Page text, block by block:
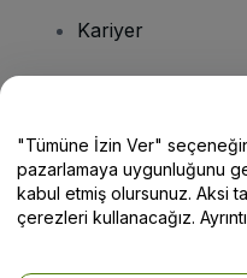
Kariyer
Yardım Merkezi /
"Tümüne İzin Ver"
pazarlamaya uygunluğunu
kabul etmiş olursunuz. Aksi
çerezleri kullanacağız.